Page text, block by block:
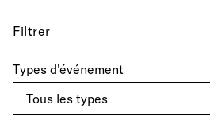
Filtrer
Types d'événement